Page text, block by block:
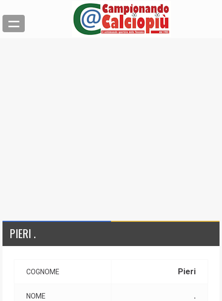
PIERI .
COGNOME Pieri
NOME .